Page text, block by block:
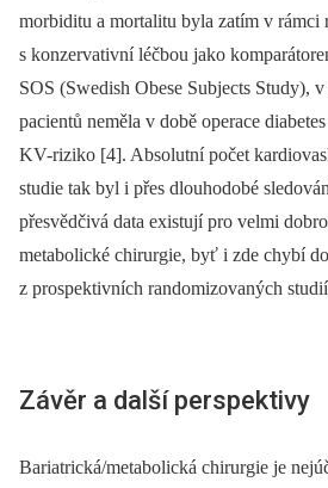
morbiditu a mortalitu byla zatím v rámci
s konzervativní léčbou jako
SOS (Swedish Obese Subjects Study),
pacientů neměla v době operace
KV-riziko [4]. Absolutní počet
studie tak byl i přes dlouhodobé
přesvědčivá data existují pro velmi
metabolické chirurgie, byť i zde chybí
z prospektivních randomizovaných
Závěr a další perspektivy
Bariatrická/metabolická chirurgie je